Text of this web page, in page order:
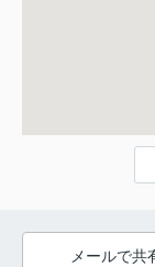
メールで共